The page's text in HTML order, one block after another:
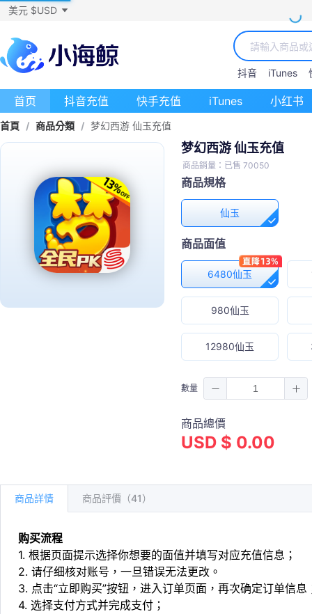
美元 $USD
抖音 iTunes
首页 抖音充值 快手充值 iTunes 小红书
首頁 / 商品分類 / 梦幻西游 仙玉充值
梦幻西游 仙玉充值
商品銷量：已售 70050
商品規格
仙玉
商品面值
6480仙玉
980仙玉
12980仙玉
數量
商品總價
USD $ 0.00
商品詳情 商品評價（41）
购买流程
1. 根据页面提示选择你想要的面值并填写对应充值信息；
2. 请仔细核对账号，一旦错误无法更改。
3. 点击“立即购买”按钮，进入订单页面，再次确定订单信息
4. 选择支付方式并完成支付；